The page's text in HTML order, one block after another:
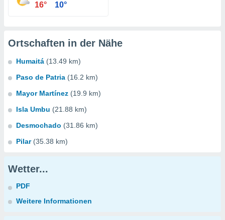
16° 10°
Ortschaften in der Nähe
Humaitá (13.49 km)
Paso de Patria (16.2 km)
Mayor Martínez (19.9 km)
Isla Umbu (21.88 km)
Desmochado (31.86 km)
Pilar (35.38 km)
Wetter...
PDF
Weitere Informationen